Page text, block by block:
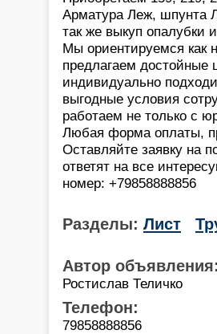
Арматура Леж, шпунта
так же выкуп опалубки
Мы ориентируемся как
предлагаем
индивидуально
выгодные условия
работаем не только с
Любая форма оплаты,
Оставляйте заявку на
ответят на все
номер: +79858888856
Разделы: Лист
Автор объявления:
Ростислав Теличко
Телефон:
79858888856